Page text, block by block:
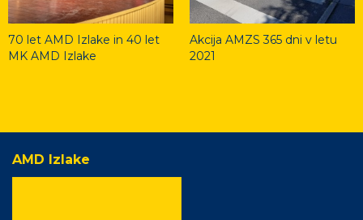
70 let AMD Izlake in 40 let
MK AMD Izlake
Akcija AMZS 365 dni v letu
2021
AMD Izlake